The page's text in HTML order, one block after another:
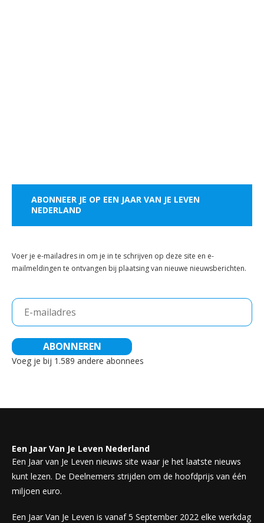
ABONNEER JE OP EEN JAAR VAN JE LEVEN
NEDERLAND
Voer je e-mailadres in om je in te schrijven op deze site en e-
mailmeldingen te ontvangen bij plaatsing van nieuwe nieuwsberichten.
E-
mailadres
ABONNEREN
Voeg je bij 1.589 andere abonnees
Een Jaar Van Je Leven Nederland
Een Jaar van Je Leven nieuws site waar je het laatste nieuws
kunt lezen. De Deelnemers strijden om de hoofdprijs van één
miljoen euro.
Een Jaar Van Je Leven is vanaf 5 September 2022 elke werkdag